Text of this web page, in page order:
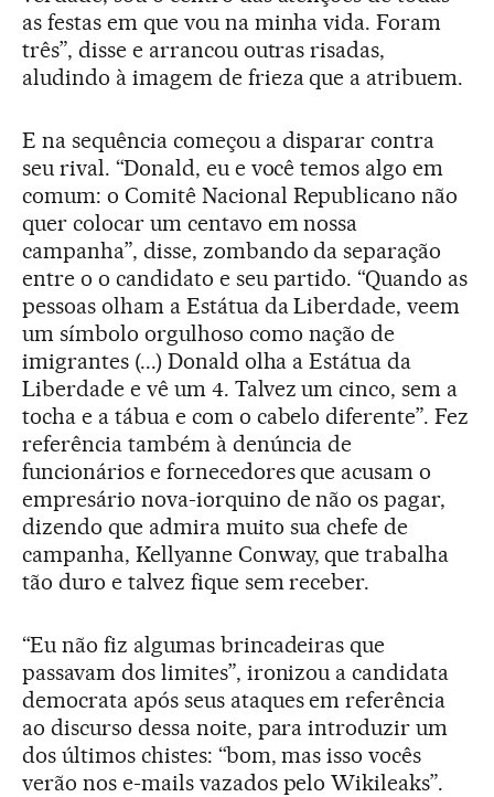
as festas em que vou na minha vida. Foram
três”, disse e arrancou outras risadas,
aludindo à imagem de frieza que a atribuem.
E na sequência começou a disparar contra
seu rival. “Donald, eu e você temos algo em
comum: o Comitê Nacional Republicano não
quer colocar um centavo em nossa
campanha”, disse, zombando da separação
entre o o candidato e seu partido. “Quando as
pessoas olham a Estátua da Liberdade, veem
um símbolo orgulhoso como nação de
imigrantes (...) Donald olha a Estátua da
Liberdade e vê um 4. Talvez um cinco, sem a
tocha e a tábua e com o cabelo diferente”. Fez
referência também à denúncia de
funcionários e fornecedores que acusam o
empresário nova-iorquino de não os pagar,
dizendo que admira muito sua chefe de
campanha, Kellyanne Conway, que trabalha
tão duro e talvez fique sem receber.
“Eu não fiz algumas brincadeiras que
passavam dos limites”, ironizou a candidata
democrata após seus ataques em referência
ao discurso dessa noite, para introduzir um
dos últimos chistes: “bom, mas isso vocês
verão nos e-mails vazados pelo Wikileaks”.